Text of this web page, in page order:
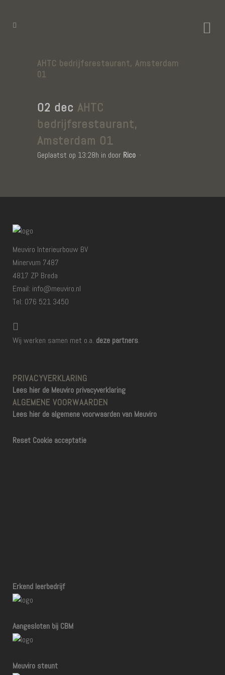
AHTC bedrijfsrestaurant, Amsterdam
01
02 dec AHTC
bedrijfsrestaurant,
Amsterdam 01
Geplaatst op 13:28h in door Rico
Meuviro Interieurbouw BV
Minervum 7487
4817 ZP Breda
Email: info@meuviro.nl
Tel: 076 521 3450
Wij werken samen met o.a. deze partners.
PRIVACYVERKLARING
Lees hier de Meuviro privacyverklaring
ALGEMENE VOORWAARDEN
Lees hier de algemene voorwaarden van Meuviro
Reset Cookie acceptatie
Erkend leerbedrijf
Aangesloten bij CBM
Meuviro steunt